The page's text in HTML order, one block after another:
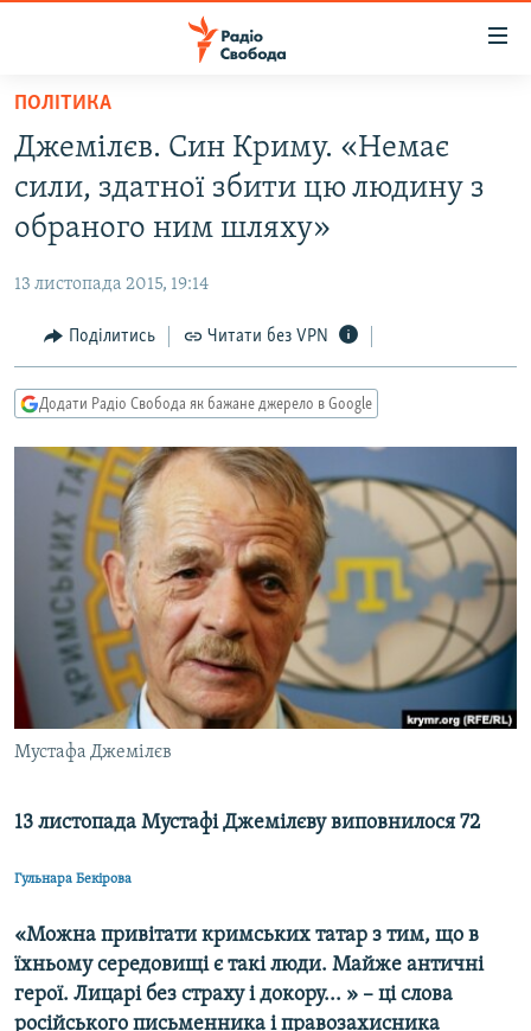
Перейти
основного
матеріалу
Перейти
до
основної
Перейти
до
пошуку
ВСЕ ЗА ДОБУ
СТАТТІ
ЕКОНОМІКА
СУСПІЛЬСТВО
УКРАЇНА
СВІТ
РОСІЙСЬКА «ФІЛЬТРАЦІЯ»
ДОНБАС.РЕАЛІЇ
ТИ ЯК?
СХЕМИ
КИТАЙ.ВИКЛИКИ
МУЛЬТИМЕДІА
ФОТО
СПЕЦПРОЄКТИ
ПОДКАСТИ
КРИМ РЕАЛІЇ
УКР
ДОЛУЧАЙСЯ!
ПОЛІТИКА
Джемілєв. Син Криму. «Немає
сили, здатної збити цю людину з
обраного ним шляху»
13 листопада 2015, 19:14
Поділитись Читати без VPN
Додати Радіо Свобода як бажане джерело в Google
Мустафа Джемілєв
13 листопада Мустафі Джемілєву виповнилося 72
Гульнара Бекірова
«Можна привітати кримських татар з тим, що в
їхньому середовищі є такі люди. Майже античні
герої. Лицарі без страху і докору... » – ці слова
російського письменника і правозахисника